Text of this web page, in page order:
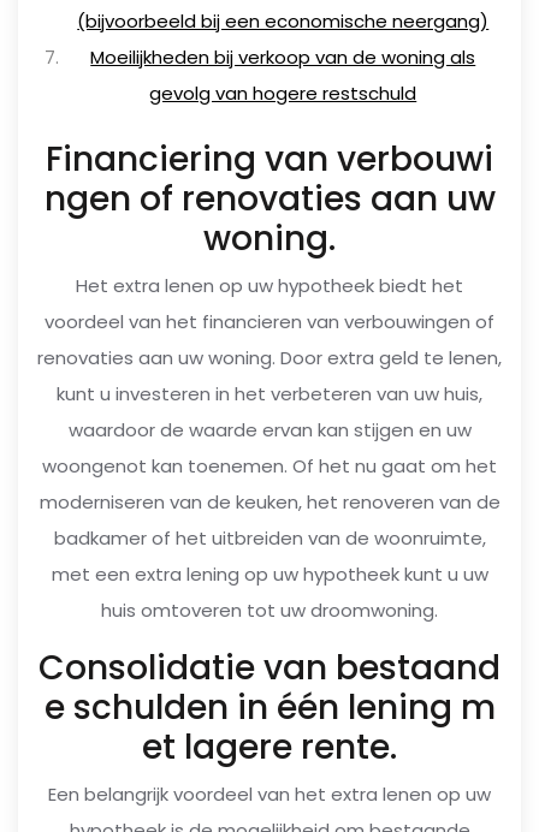
(bijvoorbeeld bij een economische neergang)
Moeilijkheden bij verkoop van de woning als
gevolg van hogere restschuld
Financiering van verbouwi
ngen of renovaties aan uw
woning.
Het extra lenen op uw hypotheek biedt het
voordeel van het financieren van verbouwingen of
renovaties aan uw woning. Door extra geld te lenen,
kunt u investeren in het verbeteren van uw huis,
waardoor de waarde ervan kan stijgen en uw
woongenot kan toenemen. Of het nu gaat om het
moderniseren van de keuken, het renoveren van de
badkamer of het uitbreiden van de woonruimte,
met een extra lening op uw hypotheek kunt u uw
huis omtoveren tot uw droomwoning.
Consolidatie van bestaand
e schulden in één lening m
et lagere rente.
Een belangrijk voordeel van het extra lenen op uw